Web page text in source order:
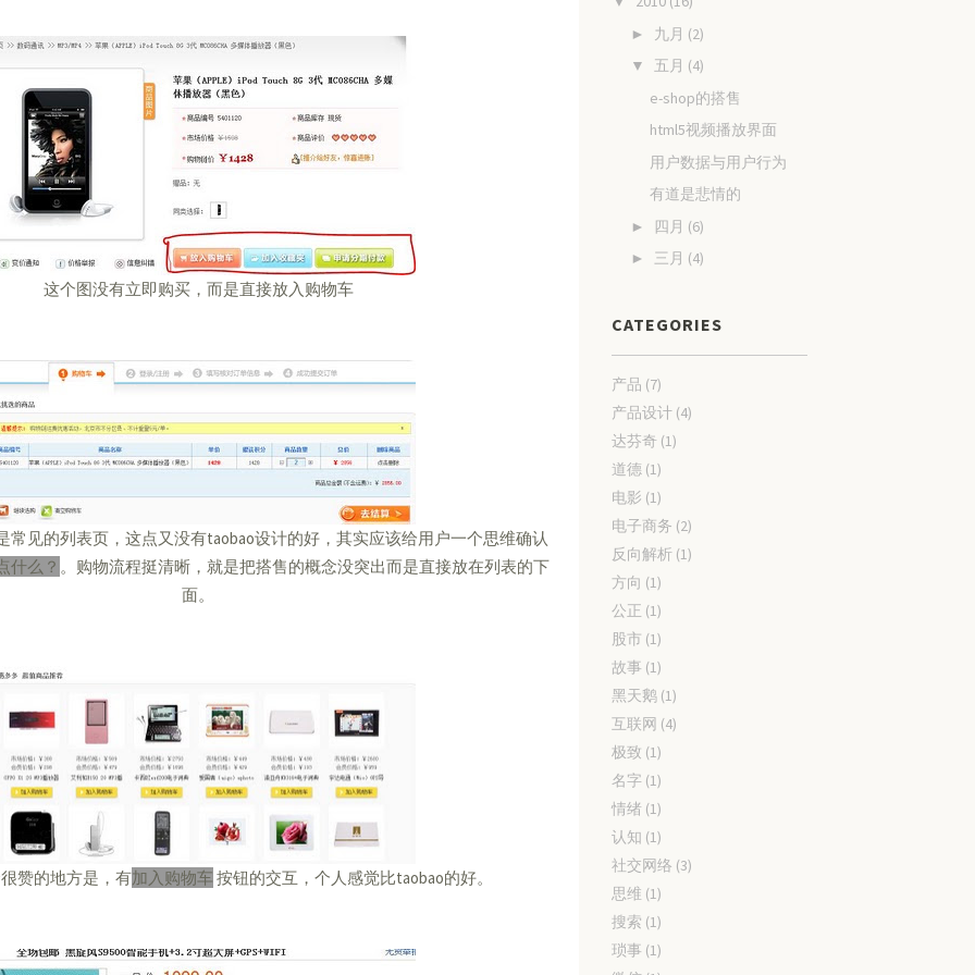
这个图没有立即购买，而是直接放入购物车
常见的列表页，这点又没有taobao设计的好，其实应该给用户一个思维确认
什么？ 。购物流程挺清晰，就是把搭售的概念没突出而是直接放在列表的下
面。
赞的地方是，有加入购物车 按钮的交互，个人感觉比taobao的好。
► 九月 (2)
▼ 五月 (4)
e-shop的搭售
html5视频播放界面
用户数据与用户行为
有道是悲情的
► 四月 (6)
► 三月 (4)
CATEGORIES
产品 (7)
产品设计 (4)
达芬奇 (1)
道德 (1)
电影 (1)
电子商务 (2)
反向解析 (1)
方向 (1)
公正 (1)
股市 (1)
故事 (1)
黑天鹅 (1)
互联网 (4)
极致 (1)
名字 (1)
情绪 (1)
认知 (1)
社交网络 (3)
思维 (1)
搜索 (1)
琐事 (1)